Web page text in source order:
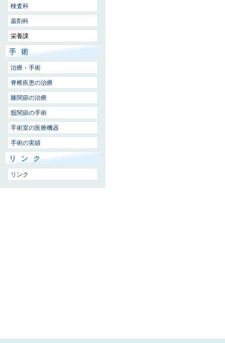
検査科
薬剤科
栄養課
手術
治療・手術
脊椎疾患の治療
膝関節の治療
股関節の手術
手術室の医療機器
手術の実績
リンク
リンク